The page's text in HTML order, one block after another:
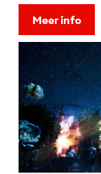
Meer info